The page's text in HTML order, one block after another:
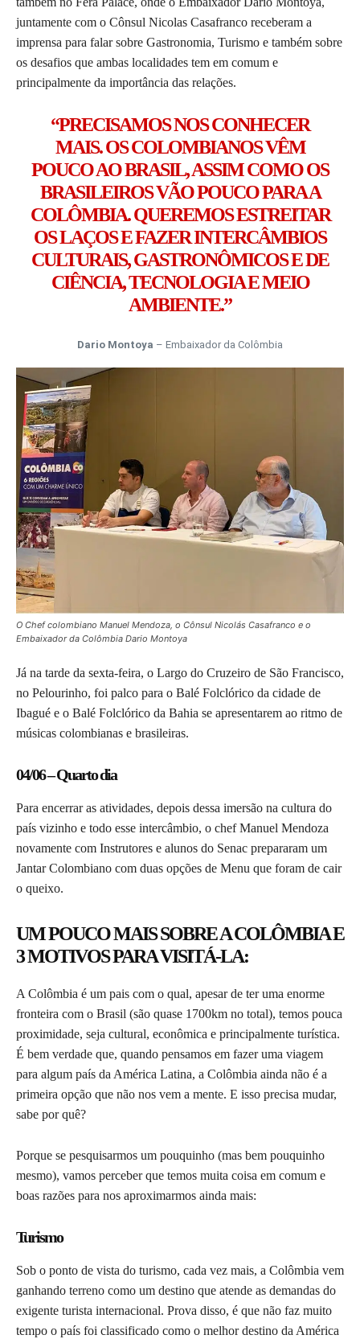
juntamente com o Cônsul Nicolas Casafranco receberam a
imprensa para falar sobre Gastronomia, Turismo e também sobre
os desafios que ambas localidades tem em comum e
principalmente da importância das relações.
“PRECISAMOS NOS CONHECER
MAIS. OS COLOMBIANOS VÊM
POUCO AO BRASIL, ASSIM COMO OS
BRASILEIROS VÃO POUCO PARA A
COLÔMBIA. QUEREMOS ESTREITAR
OS LAÇOS E FAZER INTERCÂMBIOS
CULTURAIS, GASTRONÔMICOS E DE
CIÊNCIA, TECNOLOGIA E MEIO
AMBIENTE.”
Dario Montoya – Embaixador da Colômbia
O Chef colombiano Manuel Mendoza, o Cônsul Nicolás Casafranco e o
Embaixador da Colômbia Dario Montoya
Já na tarde da sexta-feira, o Largo do Cruzeiro de São Francisco,
no Pelourinho, foi palco para o Balé Folclórico da cidade de
Ibagué e o Balé Folclórico da Bahia se apresentarem ao ritmo de
músicas colombianas e brasileiras.
04/06 – Quarto dia
Para encerrar as atividades, depois dessa imersão na cultura do
país vizinho e todo esse intercâmbio, o chef Manuel Mendoza
novamente com Instrutores e alunos do Senac prepararam um
Jantar Colombiano com duas opções de Menu que foram de cair
o queixo.
UM POUCO MAIS SOBRE A COLÔMBIA E
3 MOTIVOS PARA VISITÁ-LA:
A Colômbia é um pais com o qual, apesar de ter uma enorme
fronteira com o Brasil (são quase 1700km no total), temos pouca
proximidade, seja cultural, econômica e principalmente turística.
É bem verdade que, quando pensamos em fazer uma viagem
para algum país da América Latina, a Colômbia ainda não é a
primeira opção que não nos vem a mente. E isso precisa mudar,
sabe por quê?
Porque se pesquisarmos um pouquinho (mas bem pouquinho
mesmo), vamos perceber que temos muita coisa em comum e
boas razões para nos aproximarmos ainda mais:
Turismo
Sob o ponto de vista do turismo, cada vez mais, a Colômbia vem
ganhando terreno como um destino que atende as demandas do
exigente turista internacional. Prova disso, é que não faz muito
tempo o país foi classificado como o melhor destino da América